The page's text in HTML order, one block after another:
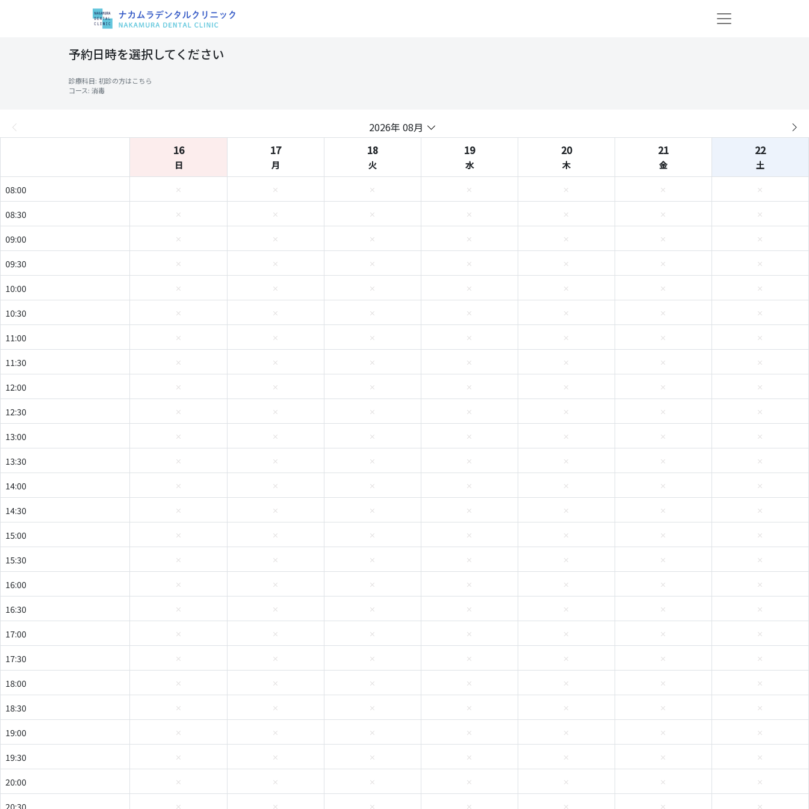
予約日時を選択してください
診療科目: 初診の方はこちら
コース: 消毒
2026年 08月
16
日
17
月
18
火
19
水
20
木
21
金
22
土
08:00
08:30
09:00
09:30
10:00
10:30
11:00
11:30
12:00
12:30
13:00
13:30
14:00
14:30
15:00
15:30
16:00
16:30
17:00
17:30
18:00
18:30
19:00
19:30
20:00
20:30